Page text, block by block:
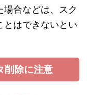
合などは、スク
とはできないとい
削除に注意